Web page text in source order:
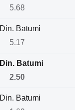
5.68
Din. Batumi
5.17
Din. Batumi
2.50
Din. Batumi